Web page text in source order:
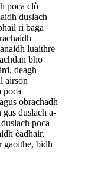
poca clò
duslach
ri baga
luaithre
bho
deagh
airson
poca
obrachadh
gas duslach a-
poca
èadhair,
gaoithe, bidh